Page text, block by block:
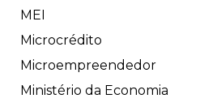
MEI
Microcrédito
Microempreendedor
Ministério da Economia